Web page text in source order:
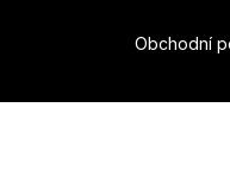
Obchodní